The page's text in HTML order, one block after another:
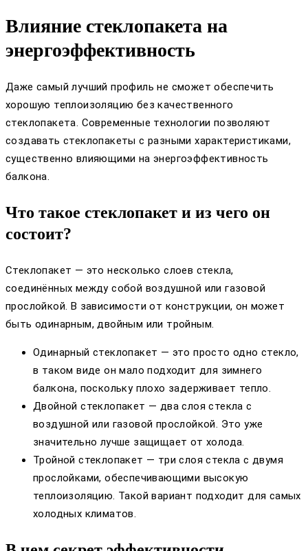
Влияние стеклопакета на
энергоэффективность
Даже самый лучший профиль не сможет обеспечить
хорошую теплоизоляцию без качественного
стеклопакета. Современные технологии позволяют
создавать стеклопакеты с разными характеристиками,
существенно влияющими на энергоэффективность
балкона.
Что такое стеклопакет и из чего он
состоит?
Стеклопакет — это несколько слоев стекла,
соединённых между собой воздушной или газовой
прослойкой. В зависимости от конструкции, он может
быть одинарным, двойным или тройным.
Одинарный стеклопакет — это просто одно стекло,
в таком виде он мало подходит для зимнего
балкона, поскольку плохо задерживает тепло.
Двойной стеклопакет — два слоя стекла с
воздушной или газовой прослойкой. Это уже
значительно лучше защищает от холода.
Тройной стеклопакет — три слоя стекла с двумя
прослойками, обеспечивающими высокую
теплоизоляцию. Такой вариант подходит для самых
холодных климатов.